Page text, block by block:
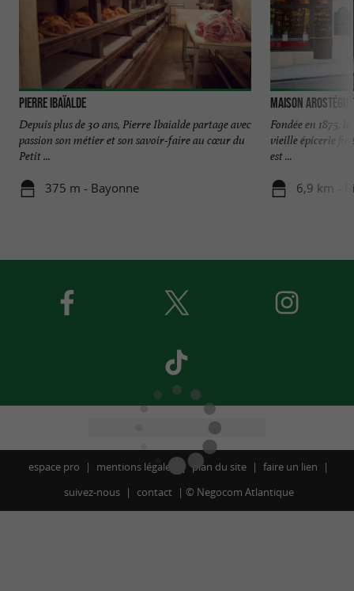
Pierre Ibaïalde
Depuis plus de 30 ans, Pierre Ibaialde partage avec
passion son métier et son savoir-faire au cœur du
Petit ...
375 m - Bayonne
Maison Arostéguy
Fondée en 1875,
vieille épicerie
est ...
6,9 km -
espace pro mentions légales plan du site
faire un lien
suivez-nous
contact © Negocom Atlantique